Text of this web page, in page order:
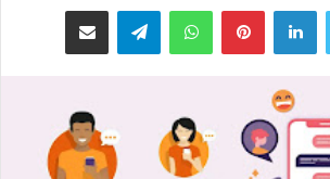
تويتر لينكدإن بينتيريستواتساب تيلقرام مشاركة عبر البريد